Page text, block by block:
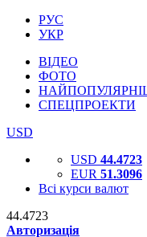
РУС
УКР
ВІДЕО
ФОТО
СПЕЦПРОЕКТИ
USD
USD 44.4723
EUR 51.3096
Всі курси валют
44.4723
Авторизація